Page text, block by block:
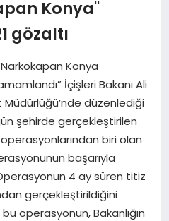
Konya"
gözaltı
Konya
İçişleri Bakanı Ali
düzenlediği
şehirde gerçekleştirilen
biri olan
başarıyla
Operasyonun 4 ay süren titiz
gerçekleştirildiğini
operasyonun, Bakanlığın